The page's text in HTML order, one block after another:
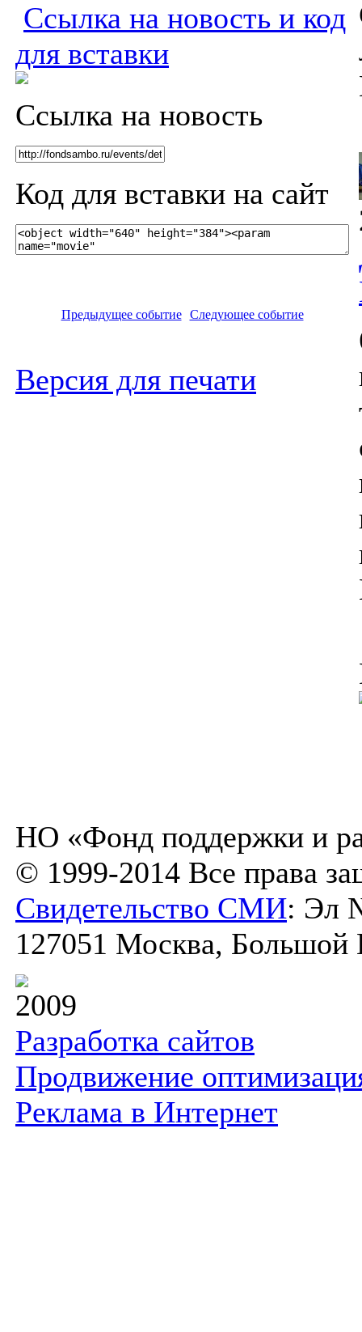
Ссылка на новость и код
для вставки
Ссылка на новость
Код для вставки на сайт
Предыдущее событие Следующее событие
Версия для печати
НО «Фонд поддержки и
© 1999-2014 Все права
Свидетельство СМИ: Эл
127051 Москва, Большой
2009
Разработка сайтов
Продвижение
Реклама в Интернет